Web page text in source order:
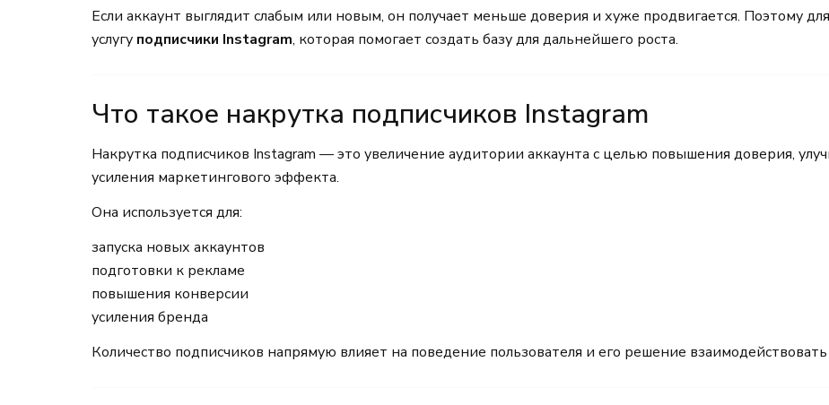
Если аккаунт выглядит слабым или новым, он получает меньше доверия и хуже продвигается. Поэтому
услугу подписчики Instagram, которая помогает создать базу для дальнейшего роста.
Что такое накрутка подписчиков Instagram
Накрутка подписчиков Instagram — это увеличение аудитории аккаунта с целью повышения доверия,
усиления маркетингового эффекта.
Она используется для:
запуска новых аккаунтов
подготовки к рекламе
повышения конверсии
усиления бренда
Количество подписчиков напрямую влияет на поведение пользователя и его решение взаимодействовать